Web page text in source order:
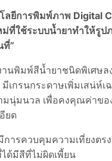
โลยีการพิมพ์ภาพ Digital
ม่ที่ใช้ระบบน้ำยาทำให้รูป
ที่”
านพิมพ์สีน้ำยาชนิดพิเศษล
มีเกรนกระดาษเพิ่มเสน่ห์เ
นุ่มนวล เพื่อคงคุณค่าขอ
ยด
การควบคุมความเที่ยงตร
ด้มีสีที่ไม่ผิดเพี้ยน